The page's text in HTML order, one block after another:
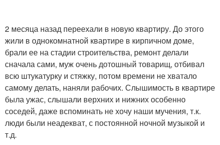
2 месяца назад переехали в новую квартиру. До этого
жили в однокомнатной квартире в кирпичном доме,
брали ее на стадии строительства, ремонт делали
сначала сами, муж очень дотошный товарищ, отбивал
всю штукатурку и стяжку, потом времени не хватало
самому делать, наняли рабочих. Слышимость в квартире
была ужас, слышали верхних и нижних особенно
соседей, даже вспоминать не хочу наши мучения, т.к.
люди были неадекват, с постоянной ночной музыкой и
т.д.